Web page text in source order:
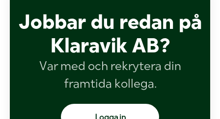
Jobbar du redan på
Klaravik AB?
Var med och rekrytera din
framtida kollega.